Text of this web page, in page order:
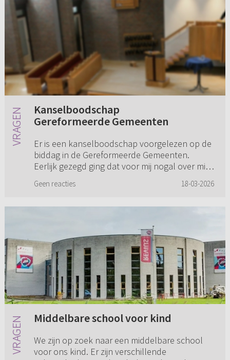
Kanselboodschap
Gereformeerde Gemeenten
Er is een kanselboodschap voorgelezen op de
biddag in de Gereformeerde Gemeenten.
Eerlijk gezegd ging dat voor mij nogal over mijn
taalgebruik, maar dat weet ik ...
Geen reacties 18-03-2026
Middelbare school voor kind
We zijn op zoek naar een middelbare school
voor ons kind. Er zijn verschillende